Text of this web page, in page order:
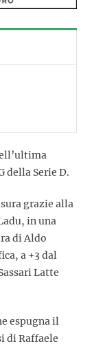
della Serie D.
grazie alla
in una
di Aldo
a +3 dal
Latte
espugna il
di Raffaele